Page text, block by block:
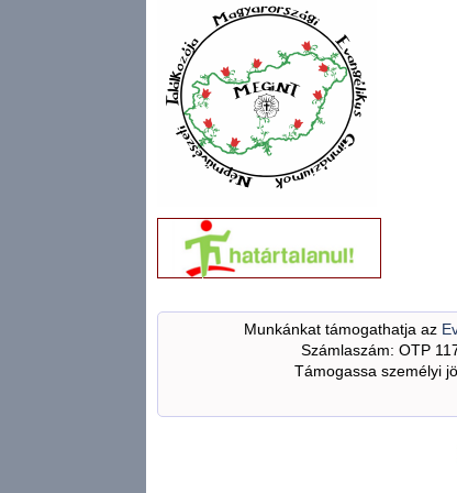
Munkánkat támogathatja az
Számlaszám: OTP
Támogassa személyi